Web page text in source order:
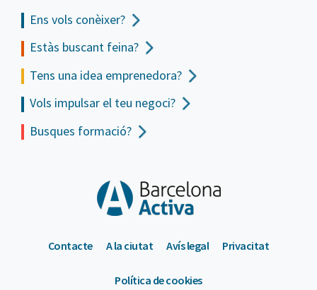
Ens vols conèixer?
Estàs buscant feina?
Tens una idea emprenedora?
Vols impulsar el teu negoci?
Busques formació?
Contacte A la ciutat Avís legal Privacitat
Política de cookies